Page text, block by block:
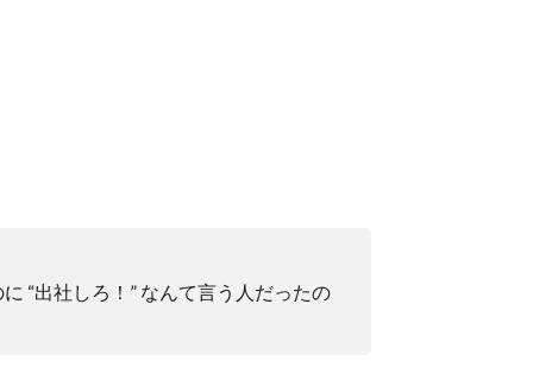
“出社しろ！ ” なんて言う人だったの